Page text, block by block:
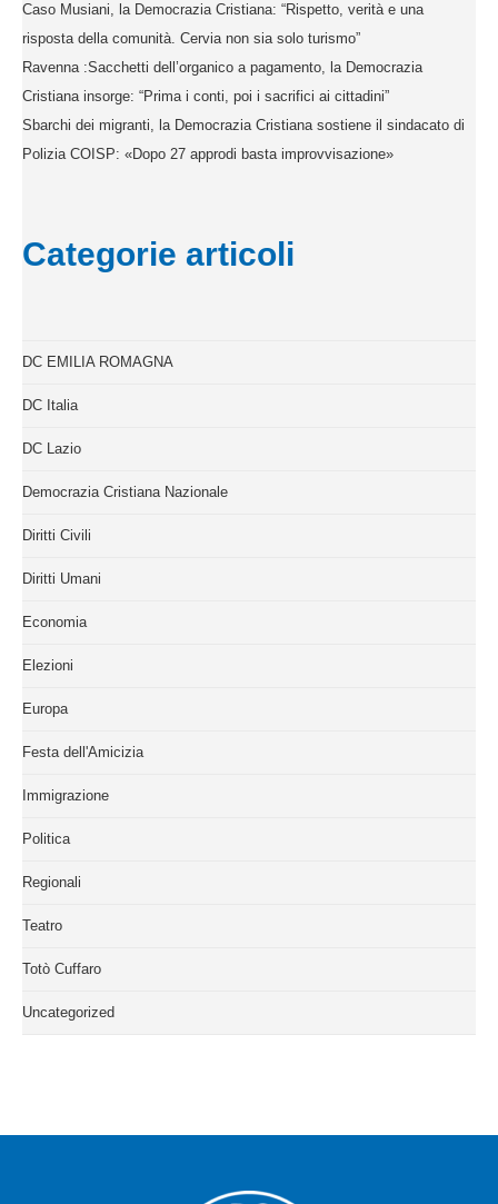
Caso Musiani, la Democrazia Cristiana: “Rispetto, verità e una
risposta della comunità. Cervia non sia solo turismo”
Ravenna :Sacchetti dell’organico a pagamento, la Democrazia
Cristiana insorge: “Prima i conti, poi i sacrifici ai cittadini”
Sbarchi dei migranti, la Democrazia Cristiana sostiene il sindacato di
Polizia COISP: «Dopo 27 approdi basta improvvisazione»
Categorie articoli
DC EMILIA ROMAGNA
DC Italia
DC Lazio
Democrazia Cristiana Nazionale
Diritti Civili
Diritti Umani
Economia
Elezioni
Europa
Festa dell'Amicizia
Immigrazione
Politica
Regionali
Teatro
Totò Cuffaro
Uncategorized